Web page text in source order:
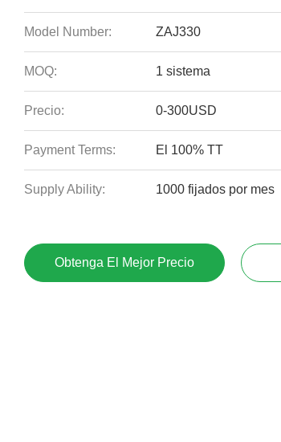
Model Number: ZAJ330
MOQ: 1 sistema
Precio: 0-300USD
Payment Terms: El 100% TT
Supply Ability: 1000 fijados por mes
Obtenga El Mejor Precio